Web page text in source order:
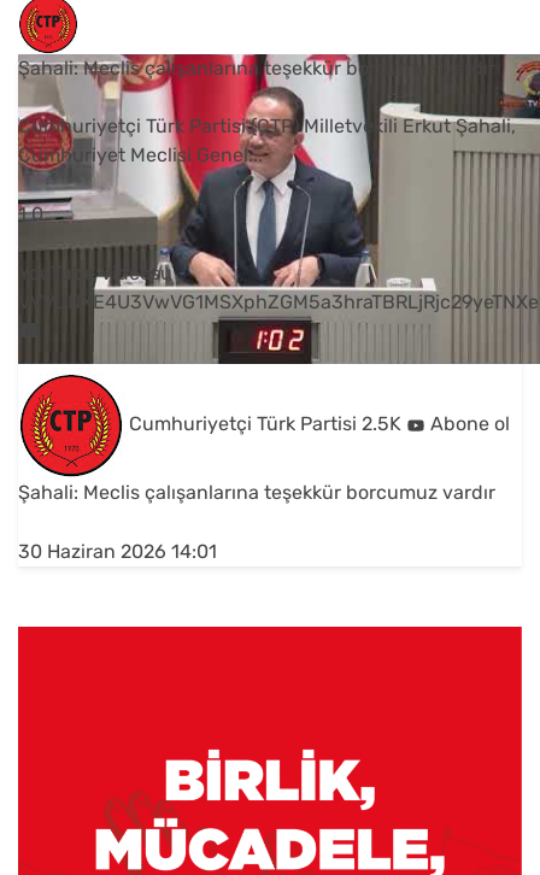
Şahali: Meclis çalışanlarına teşekkür borcumuz vardır
Cumhuriyetçi Türk Partisi (CTP) Milletvekili Erkut Şahali,
Cumhuriyet Meclisi Genel...
1 0
YouTube Videosu
Cumhuriyetçi Türk Partisi 2.5K Abone ol
Şahali: Meclis çalışanlarına teşekkür borcumuz vardır
30 Haziran 2026 14:01